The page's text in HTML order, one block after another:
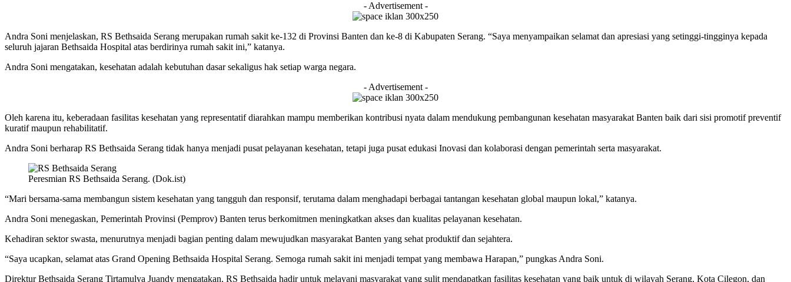
- Advertisement -
Andra Soni menjelaskan, RS Bethsaida Serang merupakan rumah sakit ke-132 di Provinsi Banten dan ke-8 di Kabupaten Serang. “Saya menyampaikan selamat dan apresiasi yang setinggi-tingginya kepada
seluruh jajaran Bethsaida Hospital atas berdirinya rumah sakit ini,” katanya.
Andra Soni mengatakan, kesehatan adalah kebutuhan dasar sekaligus hak setiap warga negara.
- Advertisement -
Oleh karena itu, keberadaan fasilitas kesehatan yang representatif diarahkan mampu memberikan kontribusi nyata dalam mendukung pembangunan kesehatan masyarakat Banten baik dari sisi promotif preventif
kuratif maupun rehabilitatif.
Andra Soni berharap RS Bethsaida Serang tidak hanya menjadi pusat pelayanan kesehatan, tetapi juga pusat edukasi Inovasi dan kolaborasi dengan pemerintah serta masyarakat.
Peresmian RS Bethsaida Serang. (Dok.ist)
“Mari bersama-sama membangun sistem kesehatan yang tangguh dan responsif, terutama dalam menghadapi berbagai tantangan kesehatan global maupun lokal,” katanya.
Andra Soni menegaskan, Pemerintah Provinsi (Pemprov) Banten terus berkomitmen meningkatkan akses dan kualitas pelayanan kesehatan.
Kehadiran sektor swasta, menurutnya menjadi bagian penting dalam mewujudkan masyarakat Banten yang sehat produktif dan sejahtera.
“Saya ucapkan, selamat atas Grand Opening Bethsaida Hospital Serang. Semoga rumah sakit ini menjadi tempat yang membawa Harapan,” pungkas Andra Soni.
Direktur Bethsaida Serang Tirtamulya Juandy mengatakan, RS Bethsaida hadir untuk melayani masyarakat yang sulit mendapatkan fasilitas kesehatan yang baik untuk di wilayah Serang, Kota Cilegon, dan